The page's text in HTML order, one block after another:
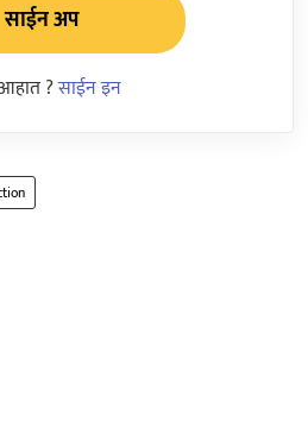
साईन अप
?साईन इन